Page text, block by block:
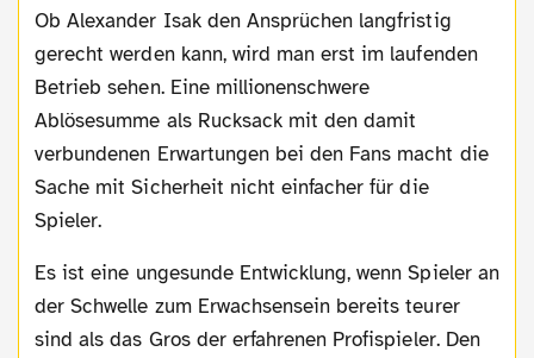
Ob Alexander Isak den Ansprüchen langfristig
gerecht werden kann, wird man erst im laufenden
Betrieb sehen. Eine millionenschwere
Ablösesumme als Rucksack mit den damit
verbundenen Erwartungen bei den Fans macht die
Sache mit Sicherheit nicht einfacher für die
Spieler.
Es ist eine ungesunde Entwicklung, wenn Spieler an
der Schwelle zum Erwachsensein bereits teurer
sind als das Gros der erfahrenen Profispieler. Den